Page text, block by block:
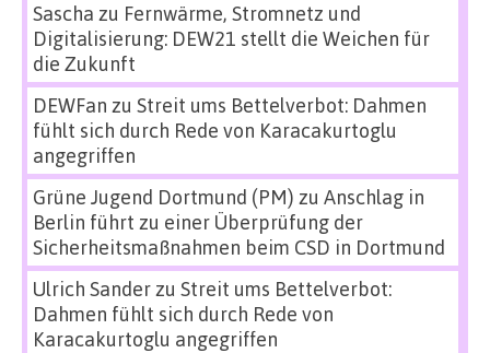
Sascha zu Fernwärme, Stromnetz und
Digitalisierung: DEW21 stellt die Weichen für
die Zukunft
DEWFan zu Streit ums Bettelverbot: Dahmen
fühlt sich durch Rede von Karacakurtoglu
angegriffen
Grüne Jugend Dortmund (PM) zu Anschlag in
Berlin führt zu einer Überprüfung der
Sicherheitsmaßnahmen beim CSD in Dortmund
Ulrich Sanderzu Streit ums Bettelverbot:
Dahmen fühlt sich durch Rede von
Karacakurtoglu angegriffen